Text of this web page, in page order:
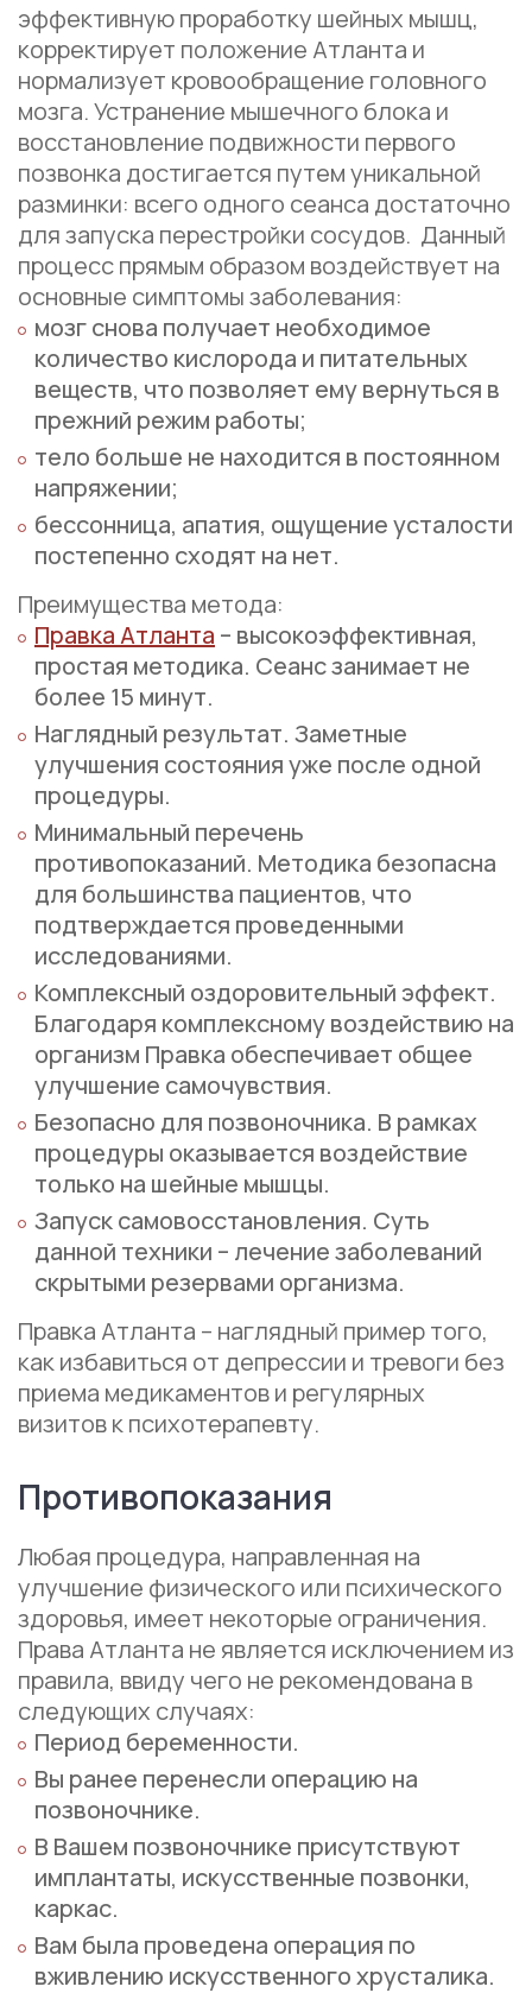
эффективную проработку шейных мышц,
корректирует положение Атланта и
нормализует кровообращение головного
мозга. Устранение мышечного блока и
восстановление подвижности первого
позвонка достигается путем уникальной
разминки: всего одного сеанса достаточно
для запуска перестройки сосудов. Данный
процесс прямым образом воздействует на
основные симптомы заболевания:
мозг снова получает необходимое
количество кислорода и питательных
веществ, что позволяет ему вернуться в
прежний режим работы;
тело больше не находится в постоянном
напряжении;
бессонница, апатия, ощущение усталости
постепенно сходят на нет.
Преимущества метода:
Правка Атланта – высокоэффективная,
простая методика. Сеанс занимает не
более 15 минут.
Наглядный результат. Заметные
улучшения состояния уже после одной
процедуры.
Минимальный перечень
противопоказаний. Методика безопасна
для большинства пациентов, что
подтверждается проведенными
исследованиями.
Комплексный оздоровительный эффект.
Благодаря комплексному воздействию на
организм Правка обеспечивает общее
улучшение самочувствия.
Безопасно для позвоночника. В рамках
процедуры оказывается воздействие
только на шейные мышцы.
Запуск самовосстановления. Суть
данной техники – лечение заболеваний
скрытыми резервами организма.
Правка Атланта – наглядный пример того,
как избавиться от депрессии и тревоги без
приема медикаментов и регулярных
визитов к психотерапевту.
Противопоказания
Любая процедура, направленная на
улучшение физического или психического
здоровья, имеет некоторые ограничения.
Права Атланта не является исключением из
правила, ввиду чего не рекомендована в
следующих случаях:
Период беременности.
Вы ранее перенесли операцию на
позвоночнике.
В Вашем позвоночнике присутствуют
имплантаты, искусственные позвонки,
каркас.
Вам была проведена операция по
вживлению искусственного хрусталика.